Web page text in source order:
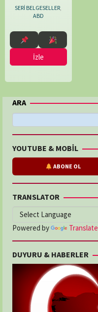
SERİ BELGESELLER,
ABD
İzle
ARA
YOUTUBE & MOBİL
ABONE OL
TRANSLATOR
Powered by Translate
DUYURU & HABERLER